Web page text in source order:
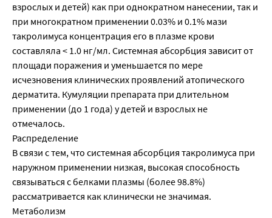
взрослых и детей) как при однократном нанесении, так и
при многократном применении 0.03% и 0.1% мази
такролимуса концентрация его в плазме крови
составляла < 1.0 нг/мл. Системная абсорбция зависит от
площади поражения и уменьшается по мере
исчезновения клинических проявлений атопического
дерматита. Кумуляции препарата при длительном
применении (до 1 года) у детей и взрослых не
отмечалось.
Распределение
В связи с тем, что системная абсорбция такролимуса при
наружном применении низкая, высокая способность
связываться с белками плазмы (более 98.8%)
рассматривается как клинически не значимая.
Метаболизм